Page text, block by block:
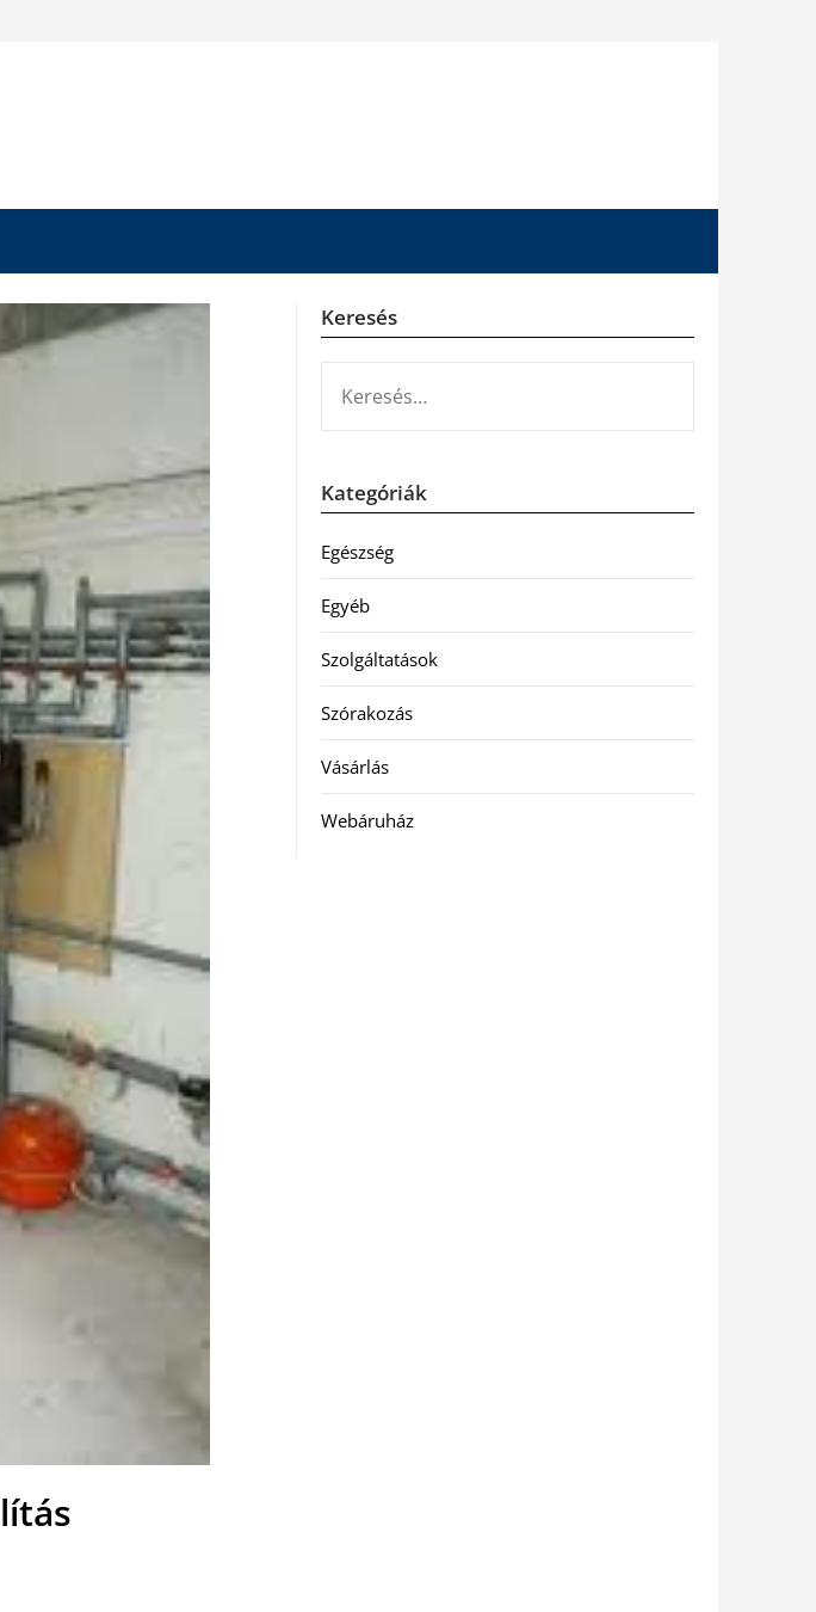
Keresés
Kategóriák
Egészség
Egyéb
Szolgáltatások
Szórakozás
Vásárlás
Webáruház